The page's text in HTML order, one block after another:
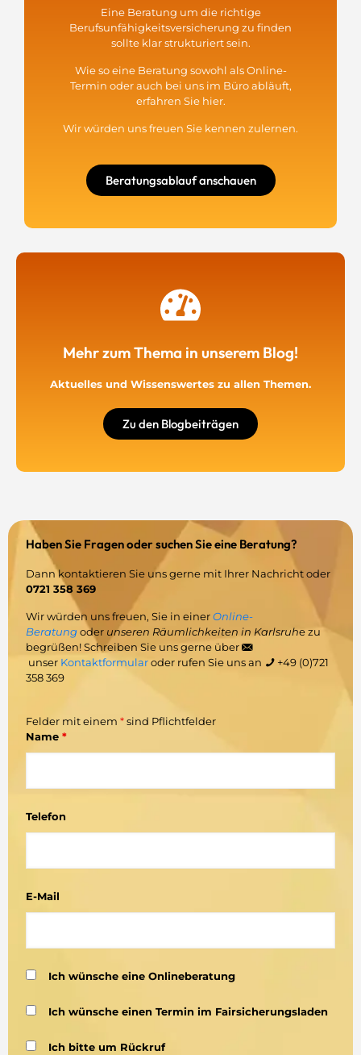
Eine Beratung um die richtige
Berufsunfähigkeitsversicherung zu finden
sollte klar strukturiert sein.
Wie so eine Beratung sowohl als Online-
Termin oder auch bei uns im Büro abläuft,
erfahren Sie hier.
Wir würden uns freuen Sie kennen zulernen.
Beratungsablauf anschauen
Mehr zum Thema in unserem Blog!
Aktuelles und Wissenswertes zu allen Themen.
Zu den Blogbeiträgen
Haben Sie Fragen oder suchen Sie eine Beratung?
Dann kontaktieren Sie uns gerne mit Ihrer Nachricht oder
0721 358 369
Wir würden uns freuen, Sie in einerOnline-
Beratungoder unseren Räumlichkeiten in Karlsruhe zu
begrüßen! Schreiben Sie uns gerne über
unser Kontaktformularoder rufen Sie uns an
+49 (0)721
358 369
Felder mit einem *sind Pflichtfelder
Name *
Telefon
E-Mail
Ich wünsche eine Onlineberatung
Ich wünsche einen Termin im Fairsicherungsladen
Ich bitte um Rückruf